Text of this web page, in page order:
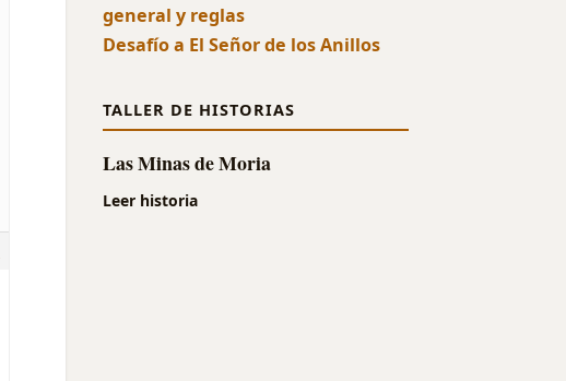
general y reglas
Desafío a El Señor de los Anillos
TALLER DE HISTORIAS
Las Minas de Moria
Leer historia